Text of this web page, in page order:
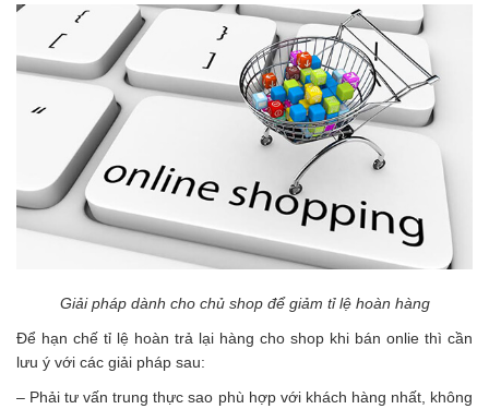
Giải pháp dành cho chủ shop để giảm tỉ lệ hoàn hàng
Để hạn chế tỉ lệ hoàn trả lại hàng cho shop khi bán onlie thì cần
lưu ý với các giải pháp sau:
– Phải tư vấn trung thực sao phù hợp với khách hàng nhất, không